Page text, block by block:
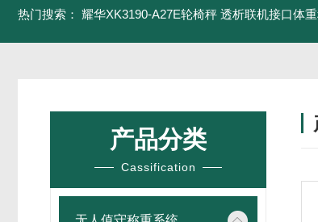
热门搜索： 耀华XK3190-A27E轮椅秤 透析联机接口体
产品分类
Cassification